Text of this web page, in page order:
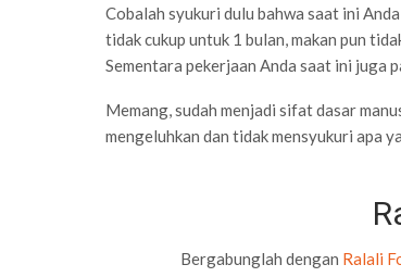
Cobalah syukuri dulu bahwa saat ini
tidak cukup untuk 1 bulan, makan pun
Sementara pekerjaan Anda saat ini juga
Memang, sudah menjadi sifat dasar
mengeluhkan dan tidak mensyukuri apa
Bergabunglah dengan Ralali